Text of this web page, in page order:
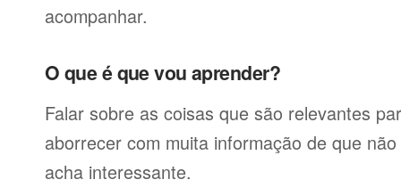
acompanhar.
O que é que vou aprender?
Falar sobre as coisas que são relevantes
aborrecer com muita informação de que
acha interessante.